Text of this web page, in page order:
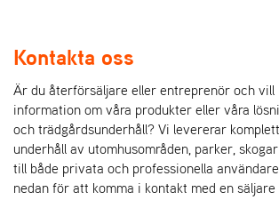
Kontakta oss
Är du återförsäljare eller entreprenör och vill
information om våra produkter eller våra
och trädgårdsunderhåll? Vi levererar
underhåll av utomhusområden, parker,
till både privata och professionella
nedan för att komma i kontakt med en